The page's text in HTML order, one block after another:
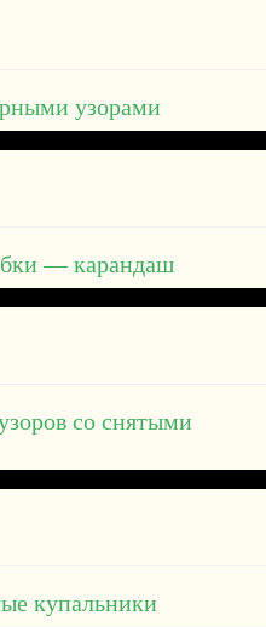
узорами
— карандаш
со снятыми
купальники